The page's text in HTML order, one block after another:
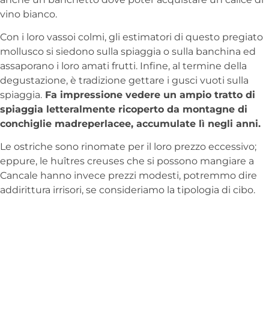
vino bianco.
Con i loro vassoi colmi, gli estimatori di questo pregiato
mollusco si siedono sulla spiaggia o sulla banchina ed
assaporano i loro amati frutti. Infine, al termine della
degustazione, è tradizione gettare i gusci vuoti sulla
spiaggia. Fa impressione vedere un ampio tratto di
spiaggia letteralmente ricoperto da montagne di
conchiglie madreperlacee, accumulate lì negli anni.
Le ostriche sono rinomate per il loro prezzo eccessivo;
eppure, le huîtres creuses che si possono mangiare a
Cancale hanno invece prezzi modesti, potremmo dire
addirittura irrisori, se consideriamo la tipologia di cibo.